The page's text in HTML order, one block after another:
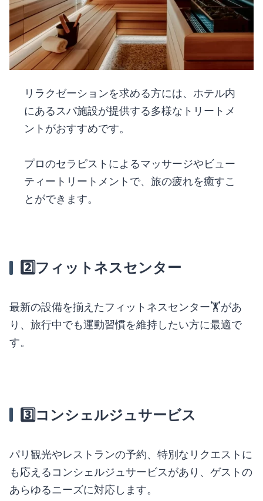
リラクゼーションを求める方には、ホテル内
にあるスパ施設が提供する多様なトリートメ
ントがおすすめです。
プロのセラピストによるマッサージやビュー
ティートリートメントで、旅の疲れを癒すこ
とができます。
2️⃣フィットネスセンター
最新の設備を揃えたフィットネスセンター🏋️があ
り、旅行中でも運動習慣を維持したい方に最適で
す。
3️⃣コンシェルジュサービス
パリ観光やレストランの予約、特別なリクエストに
も応えるコンシェルジュサービスがあり、ゲストの
あらゆるニーズに対応します。